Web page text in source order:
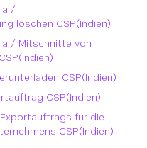
/
löschen CSP(Indien)
/ Mitschnitte von
CSP(Indien)
CSP(Indien)
für die
CSP(Indien)